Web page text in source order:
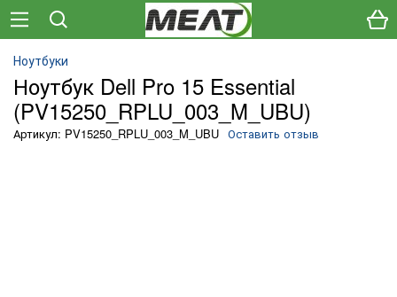
Ноутбуки
Ноутбук Dell Pro 15 Essential
(PV15250_RPLU_003_M_UBU)
Артикул: PV15250_RPLU_003_M_UBU Оставить отзыв